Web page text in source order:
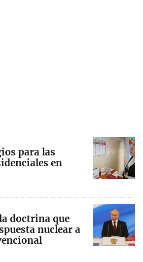
para las
en
doctrina que
nuclear a